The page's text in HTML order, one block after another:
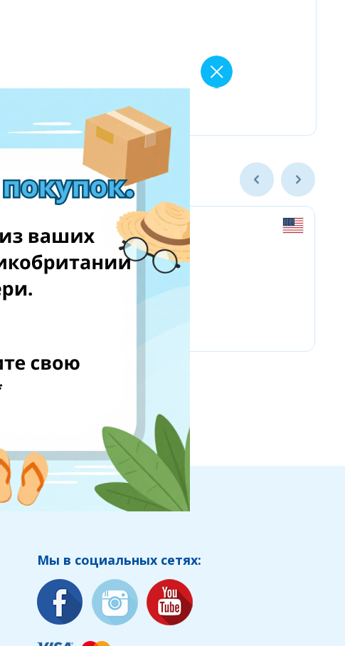
Мы в социальных сетях: